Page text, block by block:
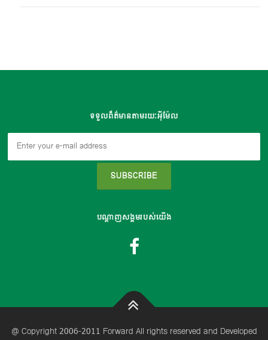
ទទួលព៏ត៌មានតាមរយៈអុីម៉ែល
បណ្តាញសង្គមរបស់យើង
@ Copyright 2006-2011 Forward All rights reserved and Developed